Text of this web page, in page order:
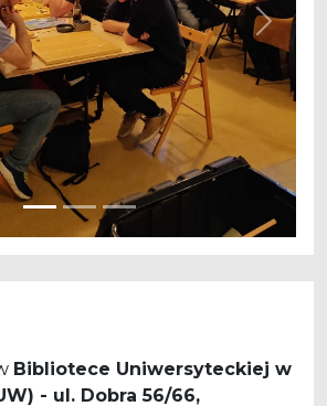
Next
Bibliotece Uniwersyteckiej w
- ul. Dobra 56/66,